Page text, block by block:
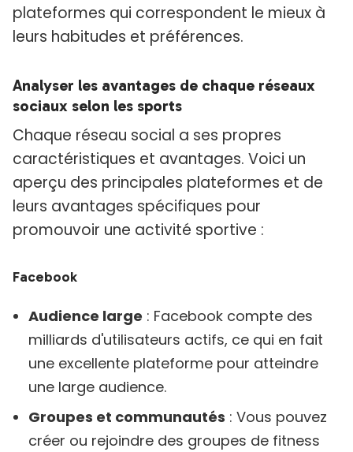
plateformes qui correspondent le mieux à
leurs habitudes et préférences.
Analyser les avantages de chaque réseaux
sociaux selon les sports
Chaque réseau social a ses propres
caractéristiques et avantages. Voici un
aperçu des principales plateformes et de
leurs avantages spécifiques pour
promouvoir une activité sportive :
Facebook
Audience large : Facebook compte des
milliards d'utilisateurs actifs, ce qui en fait
une excellente plateforme pour atteindre
une large audience.
Groupes et communautés : Vous pouvez
créer ou rejoindre des groupes de fitness